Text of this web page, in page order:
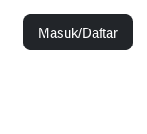
Masuk/Daftar